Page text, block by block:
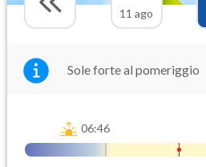
11 ago
Sole forte al pomeriggio
06:46